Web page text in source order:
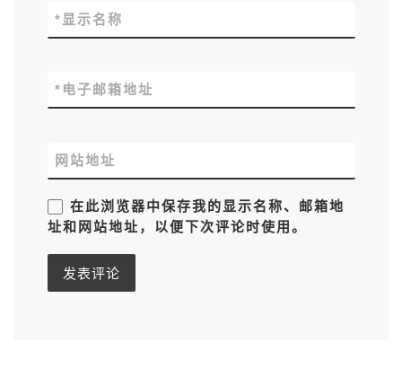
显示名称
*
电子邮箱地址
*
网站地址
在此浏览器中保存我的显示名称、邮箱地
址和网站地址，以便下次评论时使用。